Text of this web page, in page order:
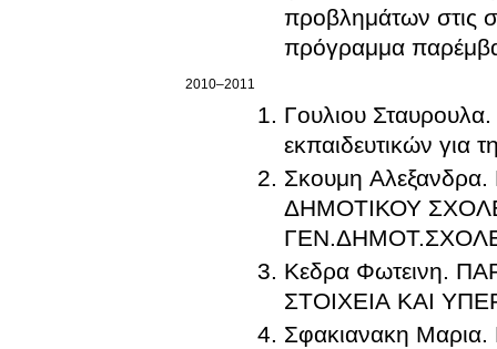
προβλημάτων στις
πρόγραμμα
2010–2011
Γουλιου
εκπαιδευτικών για
Σκουμη
ΔΗΜΟΤΙΚΟΥ
Κεδρα Φωτεινη.
ΣΤΟΙΧΕΙΑ ΚΑΙ
Σφακιανακη